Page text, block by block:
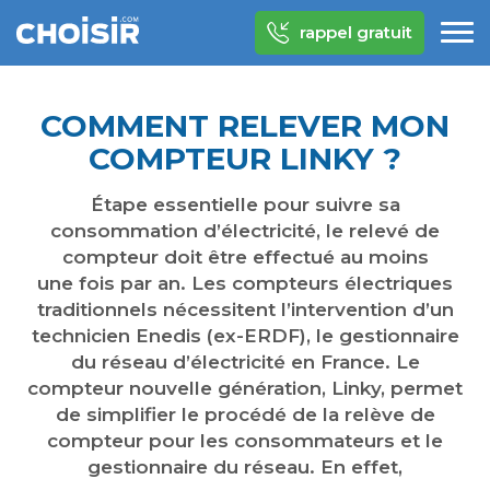
rappel gratuit
COMMENT RELEVER MON
COMPTEUR LINKY ?
Étape essentielle pour suivre sa
consommation d’électricité, le relevé de
compteur doit être effectué au moins
une fois par an. Les compteurs électriques
traditionnels nécessitent l’intervention d’un
technicien Enedis (ex-ERDF), le gestionnaire
du réseau d’électricité en France. Le
compteur nouvelle génération, Linky, permet
de simplifier le procédé de la relève de
compteur pour les consommateurs et le
gestionnaire du réseau. En effet,